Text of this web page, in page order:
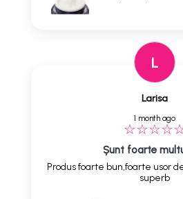
L
Larisa
1 month ago
Șunt foarte
Produs foarte bun,foarte usor
superb